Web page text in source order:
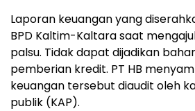
Laporan keuangan yang
BPD Kaltim-Kaltara saat
palsu. Tidak dapat dijadikan
pemberian kredit. PT HB
keuangan tersebut diaudit oleh
publik (KAP).